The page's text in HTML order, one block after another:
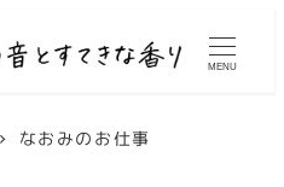
MENU
なおみのお仕事